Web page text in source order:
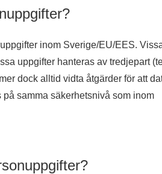
inom Sverige/EU/EES.
uppgifter hanteras av tredjepart
dock alltid vidta åtgärder för att
samma säkerhetsnivå som inom